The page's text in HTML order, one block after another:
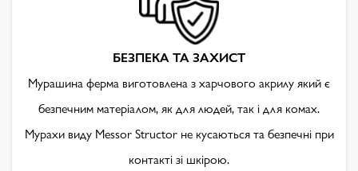
БЕЗПЕКА ТА ЗАХИСТ
Мурашина ферма виготовлена з харчового акрилу який є
безпечним матеріалом, як для людей, так і для комах.
Мурахи виду Messor Structor не кусаються та безпечні при
контакті зі шкірою.